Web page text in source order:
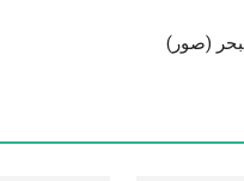
(صور)